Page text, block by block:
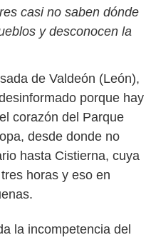
casi no saben dónde
y desconocen la
de Valdeón (León),
porque hay
corazón del Parque
desde donde no
hasta Cistierna, cuya
horas y eso en
la incompetencia del